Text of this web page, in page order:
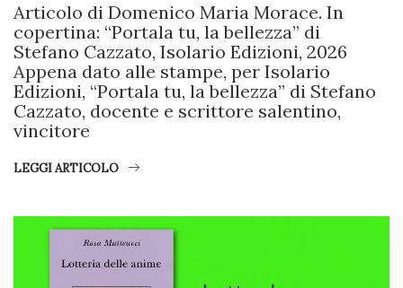
Articolo di Domenico Maria Morace. In
copertina: “Portala tu, la bellezza” di
Stefano Cazzato, Isolario Edizioni, 2026
Appena dato alle stampe, per Isolario
Edizioni, “Portala tu, la bellezza” di Stefano
Cazzato, docente e scrittore salentino,
vincitore
LEGGI ARTICOLO